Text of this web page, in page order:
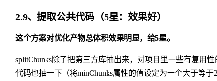
2.9、提取公共代码（5星：效果好）
这个方案对优化产物总体积效果明显，给5星。
splitChunks除了把第三方库抽出来，对项目里一些有复用性
代码也抽一下（将minChunks属性的值设定为一个大于等于2